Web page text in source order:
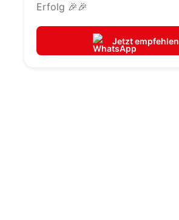
Erfolg 🎉🎉
Jetzt empfehlen